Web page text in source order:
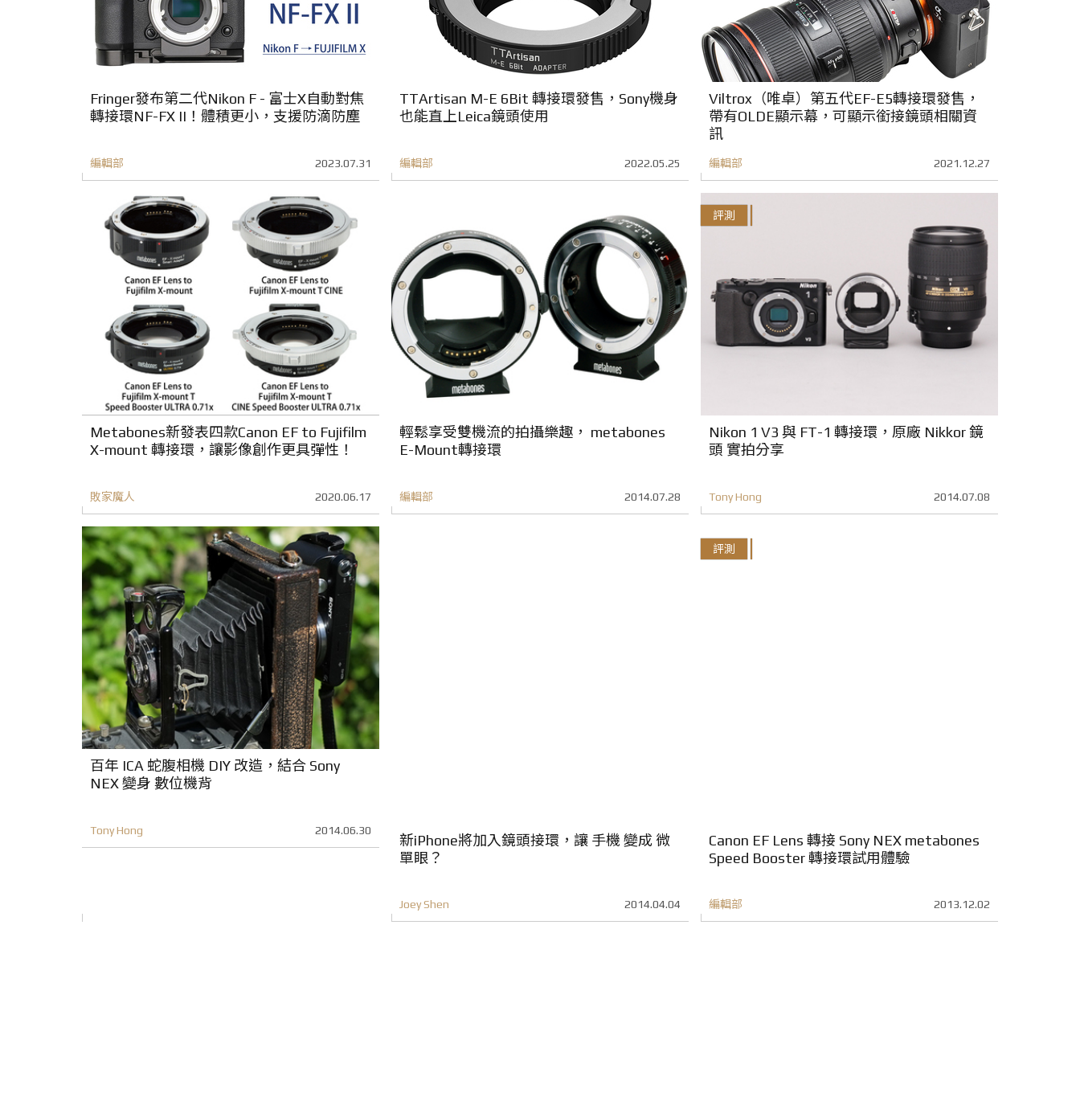
Fringer發布第二代Nikon F - 富士X自動對焦
轉接環NF-FX II！體積更小，支援防滴防塵
編輯部 2023.07.31
TTArtisan M-E 6Bit 轉接環發售，Sony機身
也能直上Leica鏡頭使用
編輯部 2022.05.25
Viltrox（唯卓）第五代EF-E5轉接環發售，
帶有OLDE顯示幕，可顯示銜接鏡頭相關資
訊
編輯部 2021.12.27
Metabones新發表四款Canon EF to Fujifilm
X-mount 轉接環，讓影像創作更具彈性！
敗家魔人 2020.06.17
輕鬆享受雙機流的拍攝樂趣， metabones
E-Mount轉接環
編輯部 2014.07.28
Nikon 1 V3 與 FT-1 轉接環，原廠 Nikkor 鏡
頭 實拍分享
評測
Tony Hong 2014.07.08
百年 ICA 蛇腹相機 DIY 改造，結合 Sony
NEX 變身 數位機背
Tony Hong 2014.06.30
新iPhone將加入鏡頭接環，讓 手機 變成 微
單眼？
Joey Shen 2014.04.04
Canon EF Lens 轉接 Sony NEX metabones
Speed Booster 轉接環試用體驗
評測
編輯部 2013.12.02